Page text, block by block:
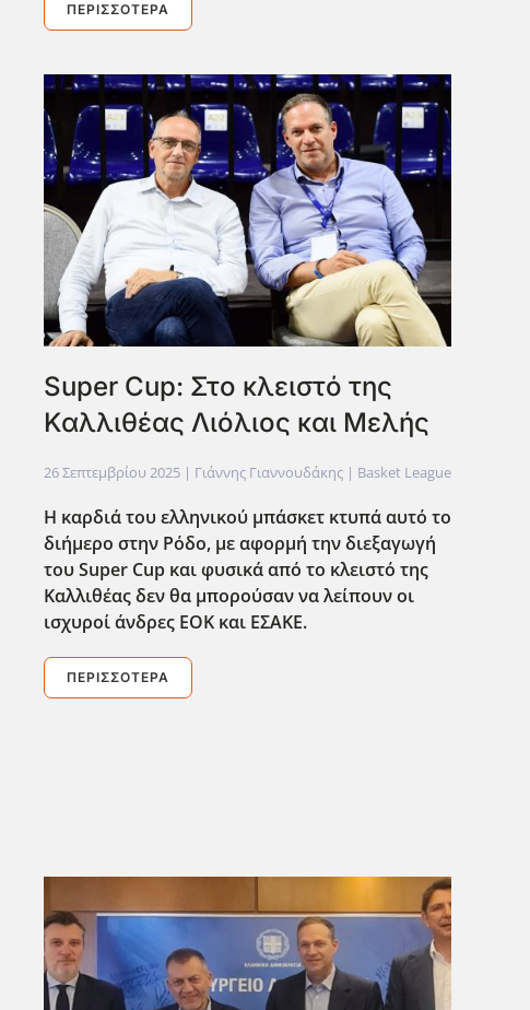
ΠΕΡΙΣΣΌΤΕΡΑ
Super Cup: Στο κλειστό της
Καλλιθέας Λιόλιος και Μελής
26 Σεπτεμβρίου 2025| Γιάννης Γιαννουδάκης | Basket League
Η καρδιά του ελληνικού μπάσκετ κτυπά αυτό το
διήμερο στην Ρόδο, με αφορμή την διεξαγωγή
του SuperCupκαι φυσικά από το κλειστό της
Καλλιθέας δεν θα μπορούσαν να λείπουν οι
ισχυροί άνδρες ΕΟΚ και ΕΣΑΚΕ.
ΠΕΡΙΣΣΌΤΕΡΑ